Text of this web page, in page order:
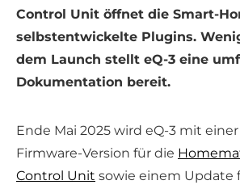
Control Unit öffnet die Smart-
selbstentwickelte Plugins.
dem Launch stellt eQ-3 eine
Dokumentation bereit.
Ende Mai 2025 wird eQ-3 mit
Firmware-Version für die
Control Unit sowie einem Update